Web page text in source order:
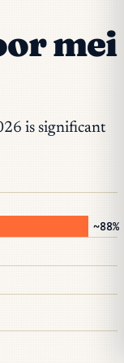
mei
is significant
~88%